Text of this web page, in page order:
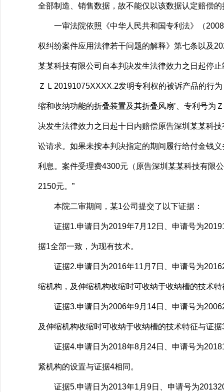
全部制造、销售数据，故不能仅以该数据认定赔偿
一审法院依照《中华人民共和国专利法》（2008
权纠纷案件应用法律若干问题的解释》第七条以及
某某科技有限公司自本判决发生法律效力之日起停
ＺＬ20191075XXXX.2发明专利权的被诉产品的行
缩和收纳功能的折叠装置及其折叠风扇’、专利号为
决发生法律效力之日起十日内赔偿原告深圳某某科
讼请求。如果未按本判决指定的期间履行给付金钱
利息。案件受理费4300元（原告深圳某某科技有限
2150元。”
本院二审期间，某1公司提交了以下证据：
证据1.申请日为2019年7月12日、申请号为
据1全部一致，为现有技术。
证据2.申请日为2016年11月7日、申请号为
缩机构，及伸缩机构收缩时可收纳于收纳槽的技术
证据3.申请日为2006年9月14日、申请号为
及伸缩机构收缩时可收纳于收纳槽的技术特征与证
证据4.申请日为2018年8月24日、申请号为
紧机构的设置与证据4相同。
证据5.申请日为2013年1月9日、申请号为